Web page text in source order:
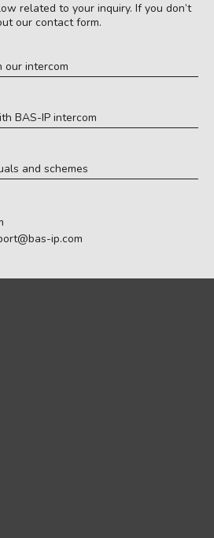
related to your inquiry. If you don’t
our contact form.
our intercom
BAS-IP intercom
and schemes
ip.com